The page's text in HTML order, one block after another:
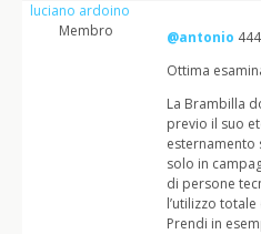
luciano ardoino
Membro
@antonio
Ottima
La Brambilla
previo il suo
esternamento
solo in
di persone
l’utilizzo
Prendi in